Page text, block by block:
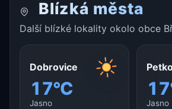
Blízká města
Další blízké lokality okolo obce
Dobrovice
17°C
Jasno Jasno